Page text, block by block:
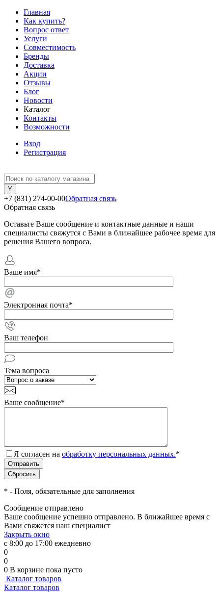
Главная
Как купить?
Вопрос ответ
Услуги
Совместимость
Бренды
Доставка
Акции
Отзывы
Блог
Новости
Каталог
Контакты
Возможности
Вход
Регистрация
+7 (831) 274-00-00Обратная связь
Обратная связь
Оставьте Ваше сообщение и контактные данные и наши
специалисты свяжутся с Вами в ближайшее рабочее время для
решения Вашего вопроса.
Ваше имя*
Электронная почта*
Ваш телефон
Тема вопроса
Ваше сообщение*
Я согласен на обработку персональных данных.*
* - Поля, обязательные для заполнения
Сообщение отправлено
Ваше сообщение успешно отправлено. В ближайшее время с
Вами свяжется наш специалист
Закрыть окно
с 8:00 до 17:00 ежедневно
0
0
0 В корзине пока пусто
Каталог товаров
Каталог товаров